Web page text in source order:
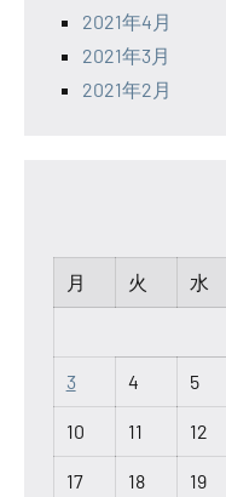
2021年4月
2021年3月
2021年2月
月
火 水
3 4 5
10 11 12
17 18 19